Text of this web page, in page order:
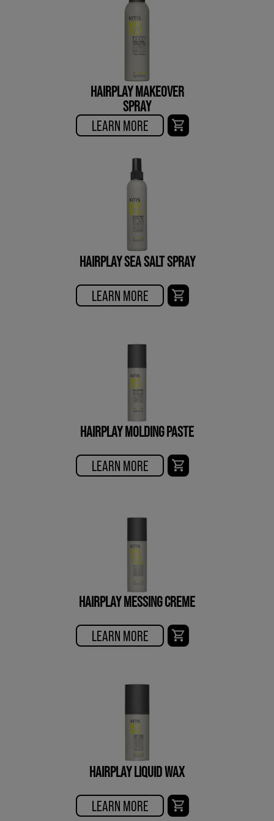
HAIRPLAY MAKEOVER
SPRAY
LEARN MORE
HAIRPLAY SEA SALT SPRAY
LEARN MORE
HAIRPLAY MOLDING PASTE
LEARN MORE
HAIRPLAY MESSING CREME
LEARN MORE
HAIRPLAY LIQUID WAX
LEARN MORE